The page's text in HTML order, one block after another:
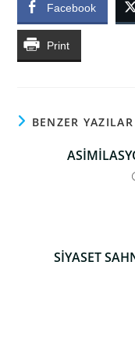
Facebook
Print
BENZER YAZILAR
SİYASET